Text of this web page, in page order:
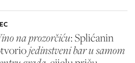
na prozorčiću: Splićanin
jedinstveni bar u samom